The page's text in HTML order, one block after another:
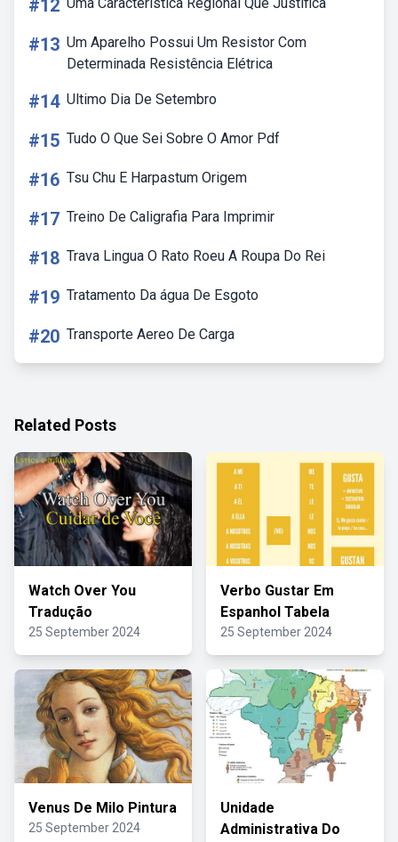
#12
#13 Um Aparelho Possui Um Resistor Com
Determinada Resistência Elétrica
#14 Ultimo Dia De Setembro
#15 Tudo O Que Sei Sobre O Amor Pdf
#16 Tsu Chu E Harpastum Origem
#17 Treino De Caligrafia Para Imprimir
#18 Trava Lingua O Rato Roeu A Roupa Do Rei
#19 Tratamento Da água De Esgoto
#20 Transporte Aereo De Carga
Related Posts
Watch Over You
Tradução
25 September 2024
Verbo Gustar Em
Espanhol Tabela
25 September 2024
Venus De Milo Pintura
25 September 2024
Unidade
Administrativa Do